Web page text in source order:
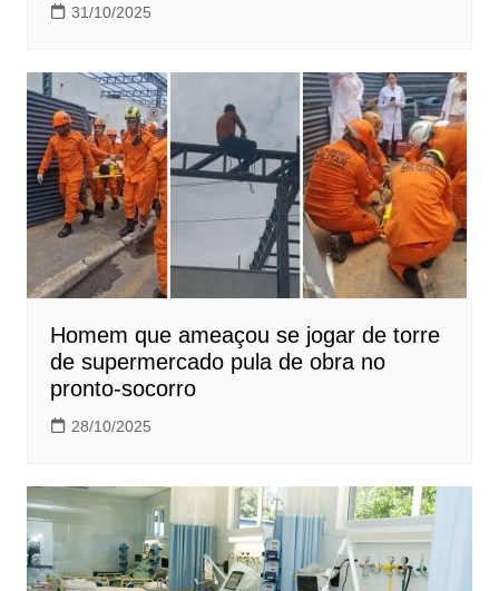
31/10/2025
Homem que ameaçou se jogar de torre
de supermercado pula de obra no
pronto-socorro
28/10/2025